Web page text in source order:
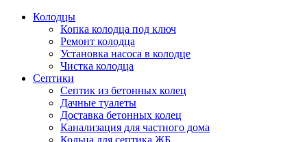
Колодцы
Копка колодца под ключ
Ремонт колодца
Установка насоса в колодце
Чистка колодца
Септики
Септик из бетонных колец
Дачные туалеты
Доставка бетонных колец
Канализация для частного дома
Кольца для септика ЖБ